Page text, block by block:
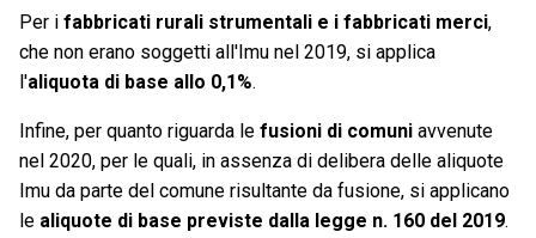
Per i fabbricati rurali strumentali e i fabbricati merci,
che non erano soggetti all'Imu nel 2019, si applica
l'aliquota di base allo 0,1%.
Infine, per quanto riguarda le fusioni di comuni avvenute
nel 2020, per le quali, in assenza di delibera delle aliquote
Imu da parte del comune risultante da fusione, si applicano
le aliquote di base previste dalla legge n. 160 del 2019.